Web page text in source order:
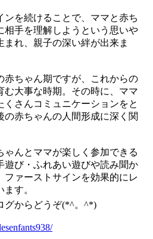
ンを続けることで、ママと赤ち
相手を理解しようという思いや
まれ、親子の深い絆が出来ま
赤ちゃん期ですが、これからの
む大事な時期。その時に、ママ
くさんコミュニケーションをと
の赤ちゃんの人間形成に深く関
ゃんとママが楽しく参加できる
遊び・ふれあい遊びや読み聞か
ファーストサインを効果的にレ
す。
グからどうぞ(*^。^*)